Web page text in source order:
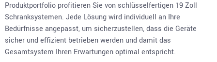
Produktportfolio profitieren Sie von schlüsselfertigen 19 Zoll
Schranksystemen. Jede Lösung wird individuell an Ihre
Bedürfnisse angepasst, um sicherzustellen, dass die Geräte
sicher und effizient betrieben werden und damit das
Gesamtsystem Ihren Erwartungen optimal entspricht.